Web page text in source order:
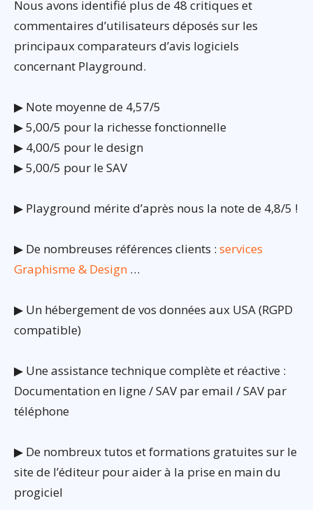
Nous avons identifié plus de 48 critiques et
commentaires d’utilisateurs déposés sur les
principaux comparateurs d’avis logiciels
concernant Playground.
▶ Note moyenne de 4,57/5
▶ 5,00/5 pour la richesse fonctionnelle
▶ 4,00/5 pour le design
▶ 5,00/5 pour le SAV
▶ Playground mérite d’après nous la note de 4,8/5 !
▶ De nombreuses références clients : services
Graphisme & Design …
▶ Un hébergement de vos données aux USA (RGPD
compatible)
▶ Une assistance technique complète et réactive :
Documentation en ligne / SAV par email / SAV par
téléphone
▶ De nombreux tutos et formations gratuites sur le
site de l’éditeur pour aider à la prise en main du
progiciel